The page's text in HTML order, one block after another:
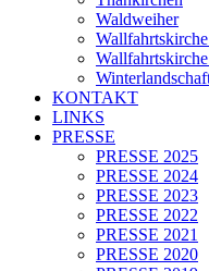
Waldweiher
KONTAKT
LINKS
PRESSE
PRESSE 2025
PRESSE 2024
PRESSE 2023
PRESSE 2022
PRESSE 2021
PRESSE 2020